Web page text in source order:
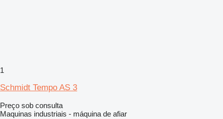
1
Schmidt Tempo AS 3
Preço sob consulta
Maquinas industriais - máquina de afiar